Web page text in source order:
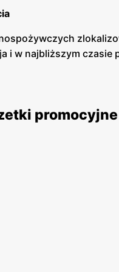
i w najbliższym
dostawcy
promocyjną, z której
lojalnych klientów
promocyjne